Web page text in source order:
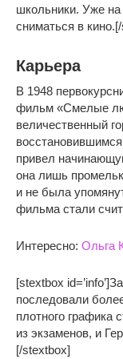
школьники. Уже на
сниматься в
Карьера
В 1948
фильм «Смелые
величественный
привел
она лишь
и не была
фильма стали
Интересно: Ольга
[stextbox
последовали
плотного графика
из экзаменов, и
[/stextbox]